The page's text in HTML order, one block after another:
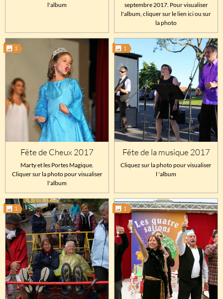
l'album
septembre 2017. Pour visualiser
l'album, cliquer sur le lien ici ou sur
la photo
1
Fête de Cheux 2017
Marty et les Portes Magique.
Cliquer sur la photo pour visualiser
l'album
1
Fête de la musique 2017
Cliquez sur la photo pour visualiser
l 'album
1 1